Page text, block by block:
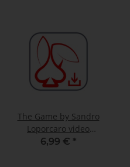
The Game by Sandro
Loporcaro video
DOWNLOAD
6,99 € *